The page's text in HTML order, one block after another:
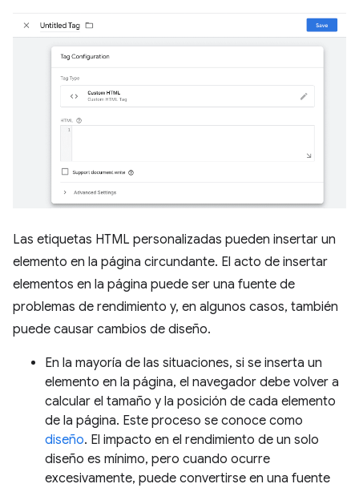
Las etiquetas HTML personalizadas pueden insertar un
elemento en la página circundante. El acto de insertar
elementos en la página puede ser una fuente de
problemas de rendimiento y, en algunos casos, también
puede causar cambios de diseño.
En la mayoría de las situaciones, si se inserta un
elemento en la página, el navegador debe volver a
calcular el tamaño y la posición de cada elemento
de la página. Este proceso se conoce como
diseño. El impacto en el rendimiento de un solo
diseño es mínimo, pero cuando ocurre
excesivamente, puede convertirse en una fuente